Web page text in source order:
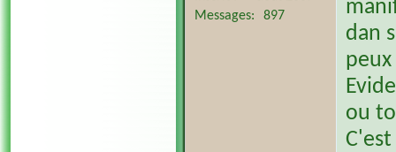
Messages
897
dan
ou